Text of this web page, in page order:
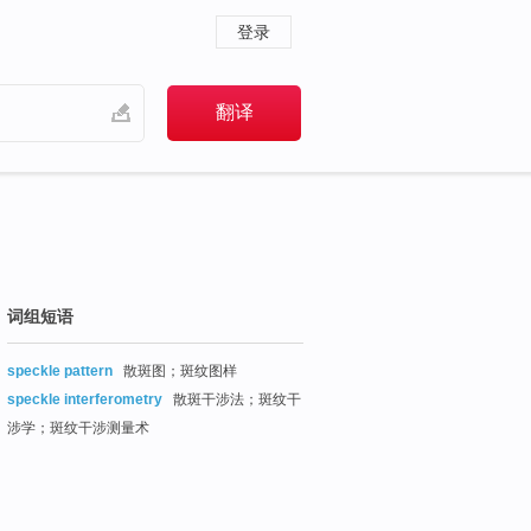
登录
词组短语
speckle pattern
散斑图；斑纹图样
speckle interferometry
散斑干涉法；斑纹干
涉学；斑纹干涉测量术